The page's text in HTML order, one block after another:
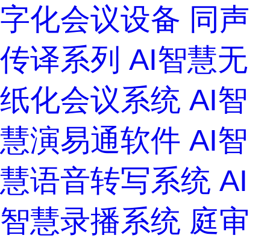
字化会议设备 同声
传译系列 AI智慧无
纸化会议系统 AI智
慧演易通软件 AI智
慧语音转写系统 AI
智慧录播系统 庭审